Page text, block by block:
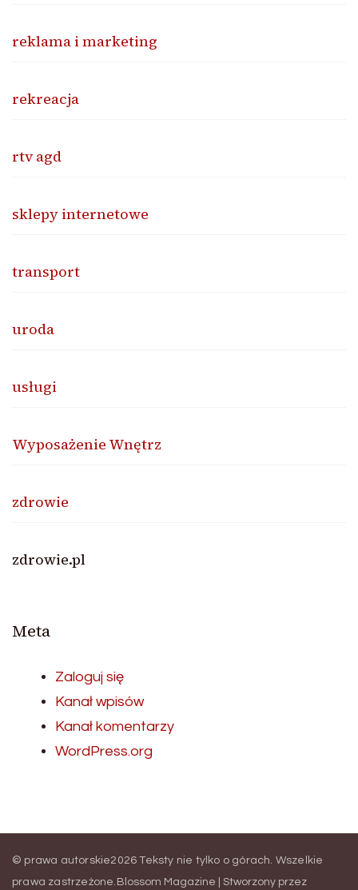
reklama i marketing
rekreacja
rtv agd
sklepy internetowe
transport
uroda
usługi
Wyposażenie Wnętrz
zdrowie
zdrowie.pl
Meta
Zaloguj się
Kanał wpisów
Kanał komentarzy
WordPress.org
© prawa autorskie2026Teksty nie tylko o górach. Wszelkie
prawa zastrzeżone. Blossom Magazine | Stworzony przez